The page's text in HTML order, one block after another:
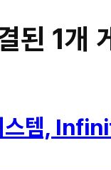
1개
스템,